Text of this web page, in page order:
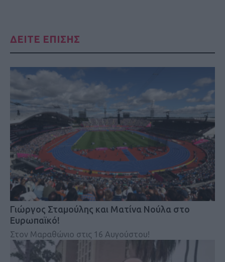
ΔΕΙΤΕ ΕΠΙΣΗΣ
Γιώργος Σταμούλης και Ματίνα Νούλα στο
Ευρωπαϊκό!
Στον Μαραθώνιο στις 16 Αυγούστου!